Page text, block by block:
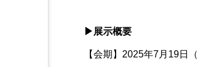
▶展示概要
【会期】2025年7月19